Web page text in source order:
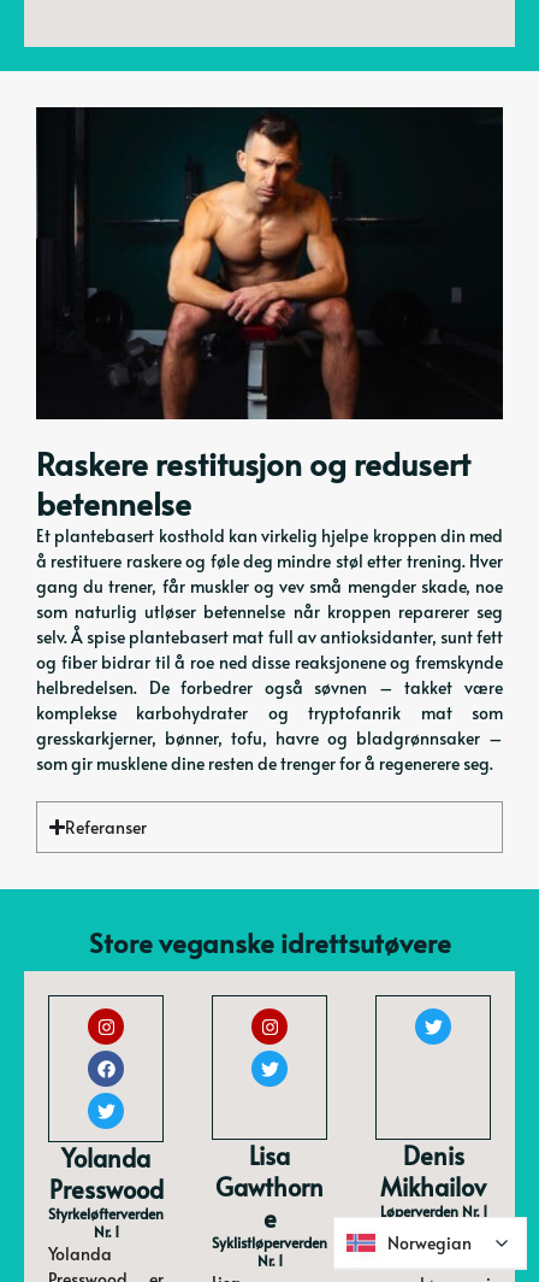
Raskere restitusjon og redusert
betennelse
Et plantebasert kosthold kan virkelig hjelpe kroppen din med
å restituere raskere og føle deg mindre støl etter trening. Hver
gang du trener, får muskler og vev små mengder skade, noe
som naturlig utløser betennelse når kroppen reparerer seg
selv. Å spise plantebasert mat full av antioksidanter, sunt fett
og fiber bidrar til å roe ned disse reaksjonene og fremskynde
helbredelsen. De forbedrer også søvnen – takket være
komplekse karbohydrater og tryptofanrik mat som
gresskarkjerner, bønner, tofu, havre og bladgrønnsaker –
som gir musklene dine resten de trenger for å regenerere seg.
Referanser
Store veganske idrettsutøvere
Yolanda
Presswood
Styrkeløfterverden
Nr. 1
Yolanda
Lisa
Gawthorn
E
Syklistløperverden
Nr. 1
Denis
Mikhailov
Løperverden Nr. 1
Denis
Mikhaylov er
Norwegian
Norwegian